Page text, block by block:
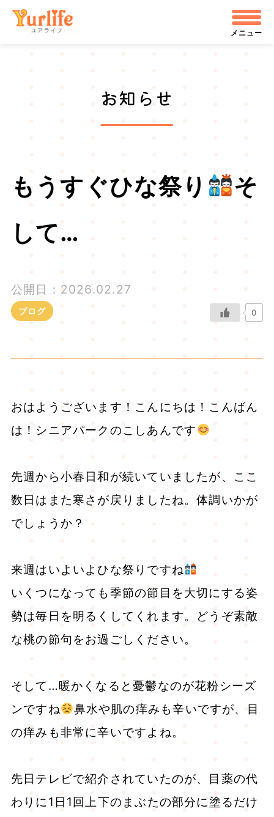
メニュー
お知らせ
もうすぐひな祭り
そ
して…
公開日：2026.02.27
ブログ 0
おはようございます！こんにちは！こんばん
は！シニアパークのこしあんです
先週から小春日和が続いていましたが、ここ
数日はまた寒さが戻りましたね。体調いかが
でしょうか？
来週はいよいよひな祭りですね
いくつになっても季節の節目を大切にする姿
勢は毎日を明るくしてくれます。どうぞ素敵
な桃の節句をお過ごしください。
そして…暖かくなると憂鬱なのが花粉シーズ
ンですね
鼻水や肌の痒みも辛いですが、目
の痒みも非常に辛いですよね。
先日テレビで紹介されていたのが、目薬の代
わりに1日1回上下のまぶたの部分に塗るだけ